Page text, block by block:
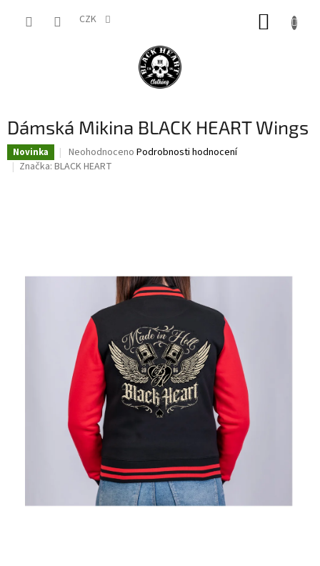
CZK
Dámská Mikina BLACK HEART Wings
Novinka
Průměrné
hodnocení
Neohodnoceno Podrobnosti hodnocení
Značka: BLACK HEART